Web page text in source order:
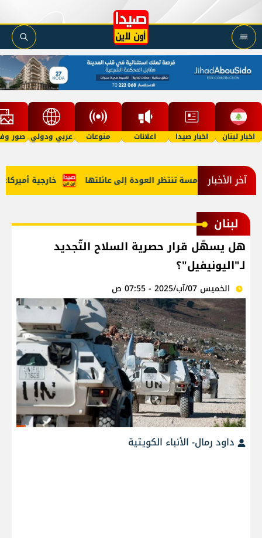
اخبار لبنان اخبار صيدا اعلانات منوعات عربي ودولي صور
آخر الأخبار خارجية أميركا: في الخامسة تنتظر العودة إلى عائلتها
لبنان
هل يسهّل قرار حصرية السلاح التّجديد
لـ"اليونيفيل"؟
الخميس 07/آب/2025 - 07:55 ص
داود رمال- الأنباء الكويتية